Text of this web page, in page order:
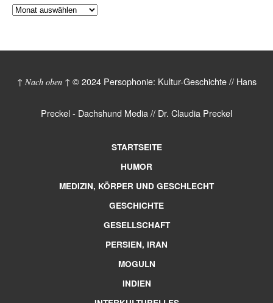
↑ Nach oben ↑ © 2024 Persophonie: Kultur-Geschichte // Hans
Preckel - Dachshund Media // Dr. Claudia Preckel
STARTSEITE
HUMOR
MEDIZIN, KÖRPER UND GESCHLECHT
GESCHICHTE
GESELLSCHAFT
PERSIEN, IRAN
MOGULN
INDIEN